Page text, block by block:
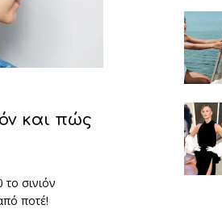
και πώς
το σινιόν
ποτέ!